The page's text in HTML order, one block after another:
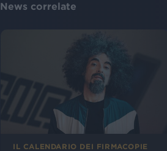
News correlate
IL CALENDARIO DEI FIRMACOPIE